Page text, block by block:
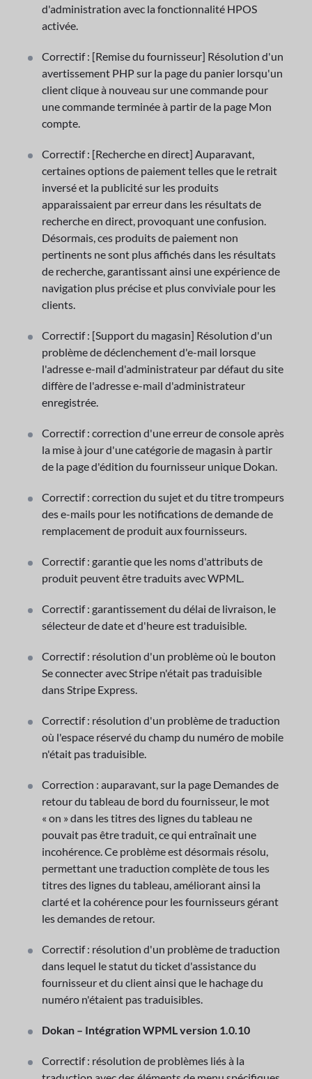
d'administration avec la fonctionnalité HPOS
activée.
Correctif : [Remise du fournisseur] Résolution d'un
avertissement PHP sur la page du panier lorsqu'un
client clique à nouveau sur une commande pour
une commande terminée à partir de la page Mon
compte.
Correctif : [Recherche en direct] Auparavant,
certaines options de paiement telles que le retrait
inversé et la publicité sur les produits
apparaissaient par erreur dans les résultats de
recherche en direct, provoquant une confusion.
Désormais, ces produits de paiement non
pertinents ne sont plus affichés dans les résultats
de recherche, garantissant ainsi une expérience de
navigation plus précise et plus conviviale pour les
clients.
Correctif : [Support du magasin] Résolution d'un
problème de déclenchement d'e-mail lorsque
l'adresse e-mail d'administrateur par défaut du site
diffère de l'adresse e-mail d'administrateur
enregistrée.
Correctif : correction d'une erreur de console après
la mise à jour d'une catégorie de magasin à partir
de la page d'édition du fournisseur unique Dokan.
Correctif : correction du sujet et du titre trompeurs
des e-mails pour les notifications de demande de
remplacement de produit aux fournisseurs.
Correctif : garantie que les noms d'attributs de
produit peuvent être traduits avec WPML.
Correctif : garantissement du délai de livraison, le
sélecteur de date et d'heure est traduisible.
Correctif : résolution d'un problème où le bouton
Se connecter avec Stripe n'était pas traduisible
dans Stripe Express.
Correctif : résolution d'un problème de traduction
où l'espace réservé du champ du numéro de mobile
n'était pas traduisible.
Correction : auparavant, sur la page Demandes de
retour du tableau de bord du fournisseur, le mot
« on » dans les titres des lignes du tableau ne
pouvait pas être traduit, ce qui entraînait une
incohérence. Ce problème est désormais résolu,
permettant une traduction complète de tous les
titres des lignes du tableau, améliorant ainsi la
clarté et la cohérence pour les fournisseurs gérant
les demandes de retour.
Correctif : résolution d'un problème de traduction
dans lequel le statut du ticket d'assistance du
fournisseur et du client ainsi que le hachage du
numéro n'étaient pas traduisibles.
Dokan – Intégration WPML version 1.0.10
Correctif : résolution de problèmes liés à la